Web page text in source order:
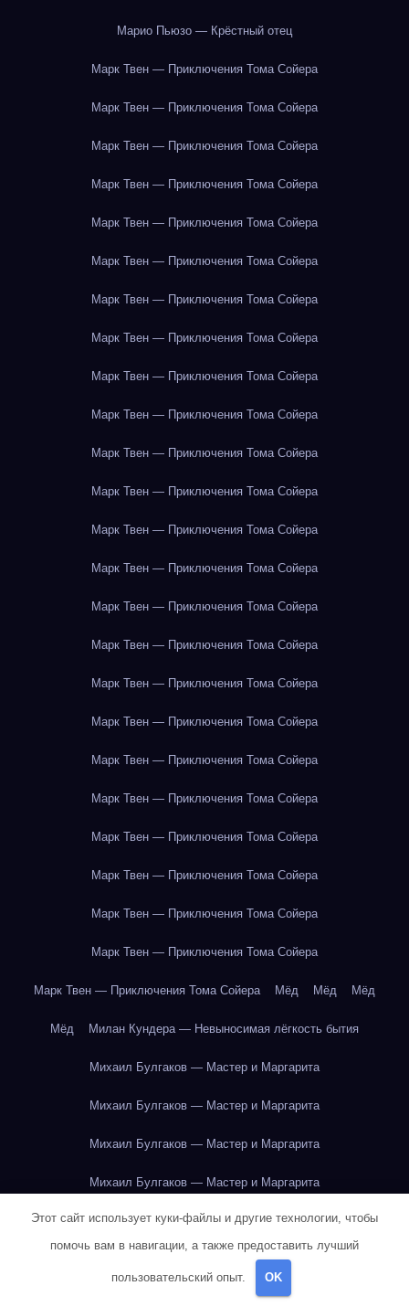
Марио Пьюзо — Крёстный отец
Марк Твен — Приключения Тома Сойера
Марк Твен — Приключения Тома Сойера
Марк Твен — Приключения Тома Сойера
Марк Твен — Приключения Тома Сойера
Марк Твен — Приключения Тома Сойера
Марк Твен — Приключения Тома Сойера
Марк Твен — Приключения Тома Сойера
Марк Твен — Приключения Тома Сойера
Марк Твен — Приключения Тома Сойера
Марк Твен — Приключения Тома Сойера
Марк Твен — Приключения Тома Сойера
Марк Твен — Приключения Тома Сойера
Марк Твен — Приключения Тома Сойера
Марк Твен — Приключения Тома Сойера
Марк Твен — Приключения Тома Сойера
Марк Твен — Приключения Тома Сойера
Марк Твен — Приключения Тома Сойера
Марк Твен — Приключения Тома Сойера
Марк Твен — Приключения Тома Сойера
Марк Твен — Приключения Тома Сойера
Марк Твен — Приключения Тома Сойера
Марк Твен — Приключения Тома Сойера
Марк Твен — Приключения Тома Сойера
Марк Твен — Приключения Тома Сойера
Марк Твен — Приключения Тома Сойера Мёд Мёд Мёд
Мёд Милан Кундера — Невыносимая лёгкость бытия
Михаил Булгаков — Мастер и Маргарита
Михаил Булгаков — Мастер и Маргарита
Михаил Булгаков — Мастер и Маргарита
Михаил Булгаков — Мастер и Маргарита
Михаил Булгаков — Мастер и Маргарита
Михаил Булгаков — Мастер и Маргарита
Михаил Булгаков — Мастер и Маргарита
Этот сайт использует куки-файлы и другие технологии, чтобы
помочь вам в навигации, а также предоставить лучший
пользовательский опыт. OK